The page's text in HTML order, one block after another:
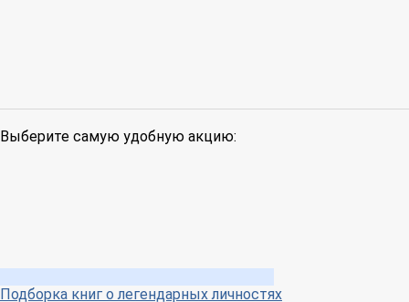
Выберите самую удобную акцию:
Подборка книг о легендарных личностях